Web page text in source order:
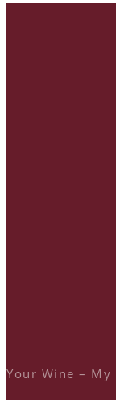
Your Wine – My